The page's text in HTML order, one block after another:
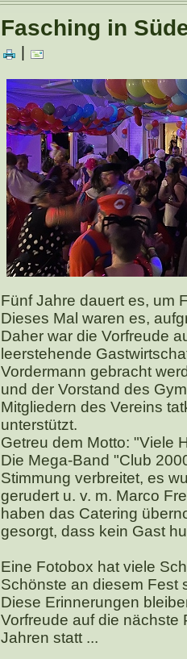
Fasching in
Fünf Jahre dauert es, um
Dieses Mal waren es,
Daher war die Vorfreude
leerstehende
Vordermann gebracht
und der Vorstand des
Mitgliedern des Vereins
unterstützt.
Getreu dem Motto: "Viele
Die Mega-Band "Club
Stimmung verbreitet, es
gerudert u. v. m. Marco
haben das Catering
gesorgt, dass kein Gast
Eine Fotobox hat viele
Schönste an diesem Fest
Diese Erinnerungen
Vorfreude auf die nächste
Jahren statt ...